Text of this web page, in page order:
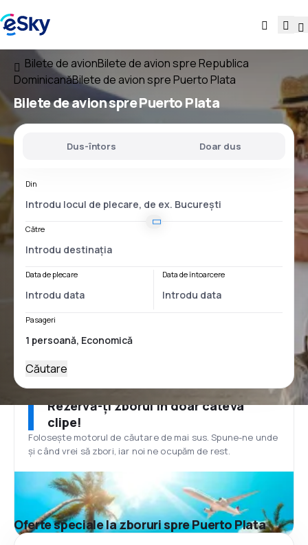
Bilete de avionBilete de avion spre Republica
DominicanăBilete de avion spre Puerto Plata
Bilete de avion spre Puerto Plata
Dus-întors Doar dus
Din
Către
Data de plecare Data de întoarcere
Pasageri
Căutare
Rezervă-ți zborul în doar câteva
clipe!
Folosește motorul de căutare de mai sus. Spune-ne unde
și când vrei să zbori, iar noi ne ocupăm de rest.
Oferte speciale la zboruri spre Puerto Plata